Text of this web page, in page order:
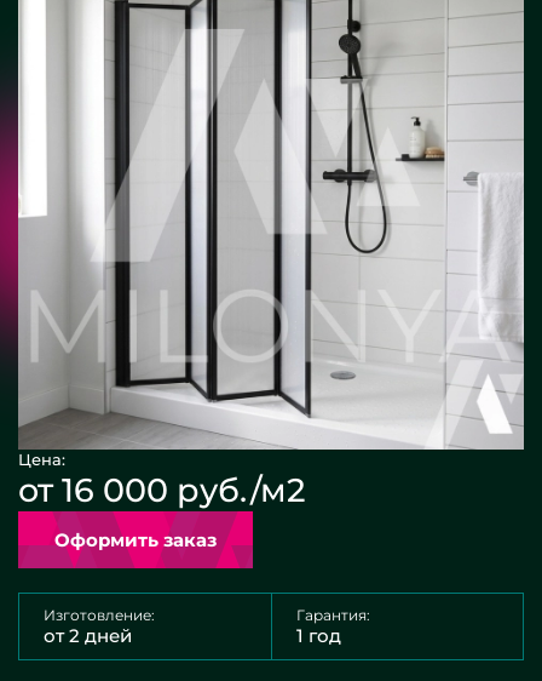
Цена:
от 16 000 руб./м2
Оформить заказ
Изготовление:
от 2 дней
Гарантия:
1 год